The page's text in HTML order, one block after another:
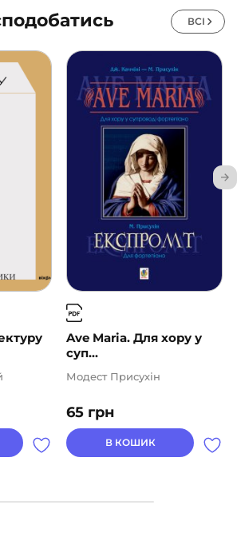
ВСІ
Ave Maria. Для хору у
суп...
65 грн
Модест Присухін
В КОШИК